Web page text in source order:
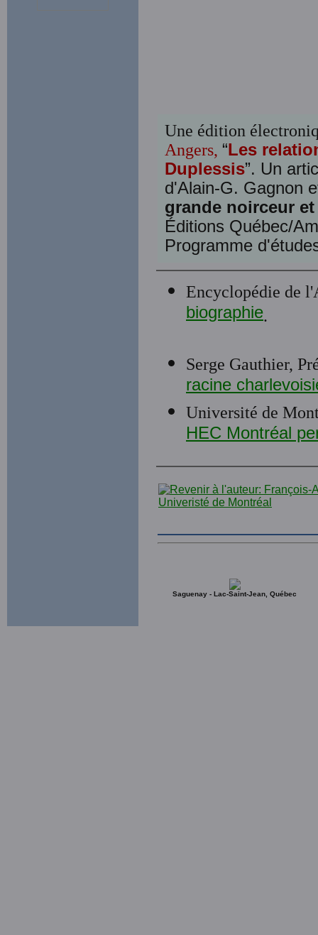
Une édition
Angers, “Les
Duplessis”. Un
d'Alain-G. Gagnon
grande noirceur
Éditions Québec/
Programme
Encyclopédie de
biographie.
Serge Gauthier,
racine
Université de
HEC Montréal
Saguenay - Lac-Saint-Jean, Québec